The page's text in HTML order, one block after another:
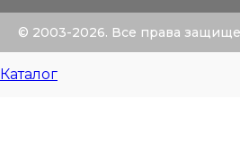
© 2003-2026. Все права
Каталог